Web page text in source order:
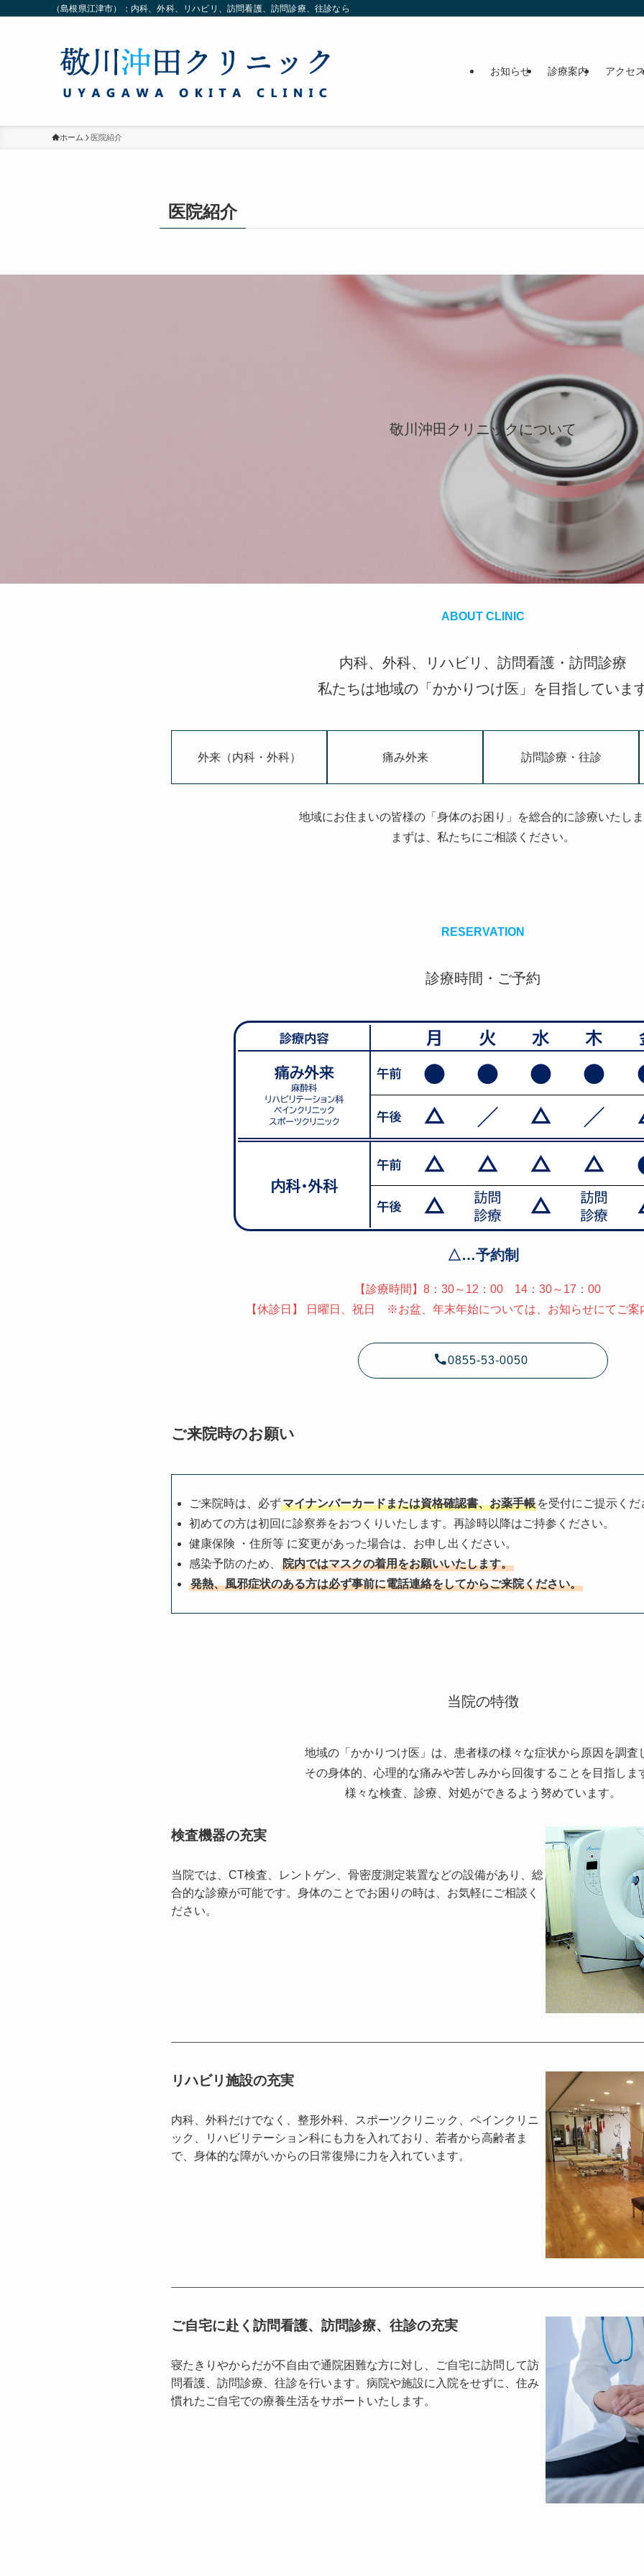
（島根県江津市）：内科、外科、リハビリ、訪問看護、訪問診療、往診なら
お知らせ 診療案内 アクセ
ホーム 医院紹介
医院紹介
敬川沖田クリニックについて
ABOUT CLINIC
内科、外科、リハビリ、訪問看護・訪問診療
私たちは地域の「かかりつけ医」を目指していま
外来（内科・外科） 痛み外来 訪問診療・往診
地域にお住まいの皆様の「身体のお困り」を総合的に診療いたしま
まずは、私たちにご相談ください。
RESERVATION
診療時間・ご予約
△…予約制
【診療時間】8：30～12：00 14：30～17：00
【休診日】 日曜日、祝日 ※お盆、年末年始については、お知らせにてご案
0855-53-0050
ご来院時のお願い
ご来院時は、必ずマイナンバーカードまたは資格確認書、お薬手帳 を受付にご提示くだ
初めての方は初回に診察券をおつくりいたします。再診時以降はご持参ください。
健康保険 ・住所等 に変更があった場合は、お申し出ください。
感染予防のため、
院内ではマスクの着用をお願いいたします。
発熱、風邪症状のある方は必ず事前に電話連絡をしてからご来院ください。
当院の特徴
地域の「かかりつけ医」は、患者様の様々な症状から原因を調査
その身体的、心理的な痛みや苦しみから回復することを目指しま
様々な検査、診療、対処ができるよう努めています。
検査機器の充実
当院では、CT検査、レントゲン、骨密度測定装置などの設備があり、総
合的な診療が可能です。身体のことでお困りの時は、お気軽にご相談く
ださい。
リハビリ施設の充実
内科、外科だけでなく、整形外科、スポーツクリニック、ペインクリニ
ック、リハビリテーション科にも力を入れており、若者から高齢者ま
で、身体的な障がいからの日常復帰に力を入れています。
ご自宅に赴く訪問看護、訪問診療、往診の充実
寝たきりやからだが不自由で通院困難な方に対し、ご自宅に訪問して訪
問看護、訪問診療、往診を行います。病院や施設に入院をせずに、住み
慣れたご自宅での療養生活をサポートいたします。